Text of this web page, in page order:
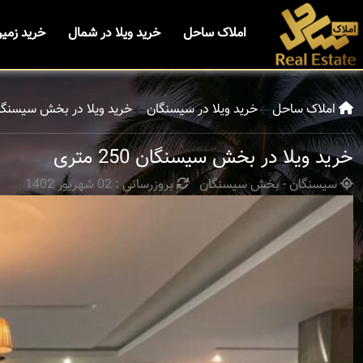
املاک ساحل خرید ویلا در شمال خرید
املاک ساحل خرید ویلا در سیسنگان خرید ویلا در بخش
خرید ویلا در بخش سیسنگان 250 متری
سیسنگان - بخش سیسنگان بروزرسانی : 02 شهریور 1402